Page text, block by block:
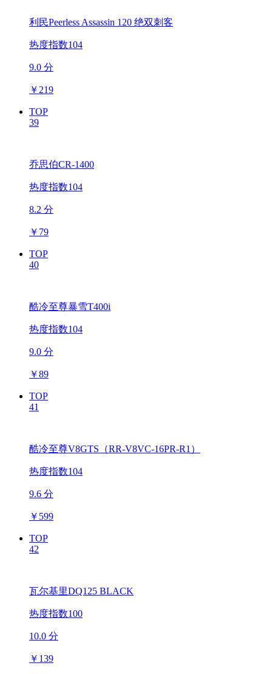
利民Peerless Assassin 120 绝双刺客
热度指数104
9.0 分
￥ 219
TOP
39
乔思伯CR-1400
热度指数104
8.2 分
￥ 79
TOP
40
酷冷至尊暴雪T400i
热度指数104
9.0 分
￥89
TOP
41
酷冷至尊V8GTS（RR-V8VC-16PR-R1）
热度指数104
9.6 分
￥ 599
TOP
42
瓦尔基里DQ125 BLACK
热度指数100
10.0 分
￥ 139